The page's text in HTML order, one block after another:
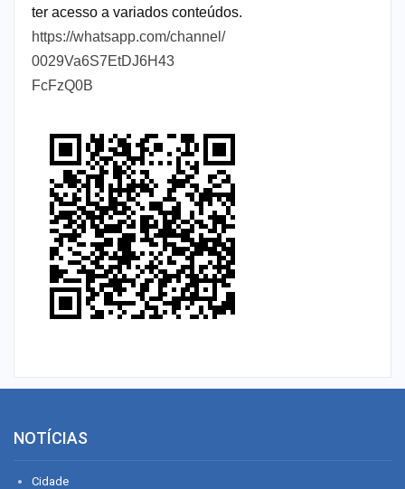
ter acesso a variados conteúdos.
https://whatsapp.com/channel/
0029Va6S7EtDJ6H43
FcFzQ0B
NOTÍCIAS
Cidade